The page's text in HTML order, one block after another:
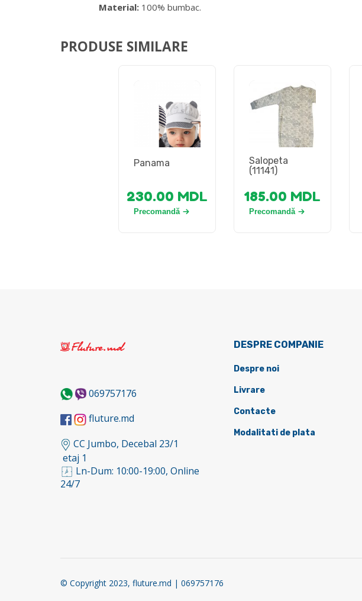
Material:100% bumbac.
PRODUSE SIMILARE
Panama
230.00 MDL
Precomandă
Salopeta
(11141)
185.00 MDL
Precomandă
069757176
fluture.md
CC Jumbo, Decebal 23/1
etaj 1
Ln-Dum: 10:00-19:00, Online
24/7
DESPRE COMPANIE
Despre noi
Livrare
Contacte
Modalitati de plata
© Copyright 2023, fluture.md | 069757176